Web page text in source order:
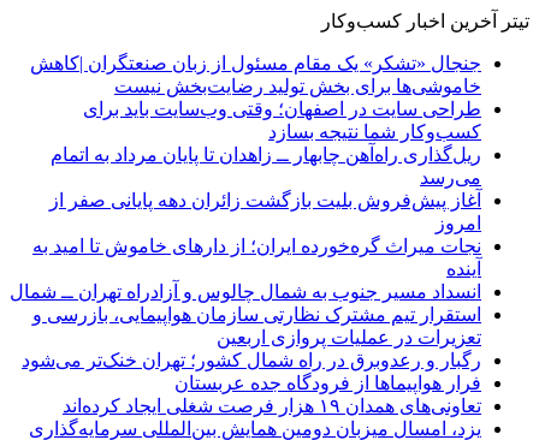
تیتر آخرین اخبار کسب‌وکار
جنجال «تشکر» یک مقام مسئول از زبان صنعتگران |کاهش
خاموشی‌ها برای بخش تولید رضایت‌بخش نیست
طراحی سایت در اصفهان؛ وقتی وب‌سایت باید برای
کسب‌وکار شما نتیجه بسازد
ریل‌گذاری راه‌آهن چابهار ــ زاهدان تا پایان مرداد به اتمام
می‌رسد
آغاز پیش‌فروش بلیت بازگشت زائران دهه پایانی صفر از
امروز
نجات میراث گره‌خورده ایران؛ از دارهای خاموش تا امید به
آینده
انسداد مسیر جنوب به شمال چالوس و آزادراه تهران ــ شمال
استقرار تیم مشترک نظارتی سازمان هواپیمایی، بازرسی و
تعزیرات در عملیات پروازی اربعین
رگبار و رعدوبرق در راه شمال کشور؛ تهران خنک‌تر می‌شود
فرار هواپیماها از فرودگاه جده عربستان
تعاونی‌های همدان ۱۹ هزار فرصت شغلی ایجاد کرده‌اند
یزد، امسال میزبان دومین همایش بین‌المللی سرمایه‌گذاری